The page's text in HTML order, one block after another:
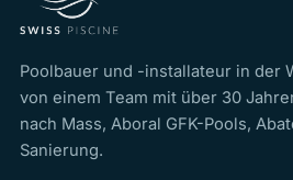
Poolbauer und -installateur in der
von einem Team mit über 30
nach Mass, Aboral GFK-Pools,
Sanierung.